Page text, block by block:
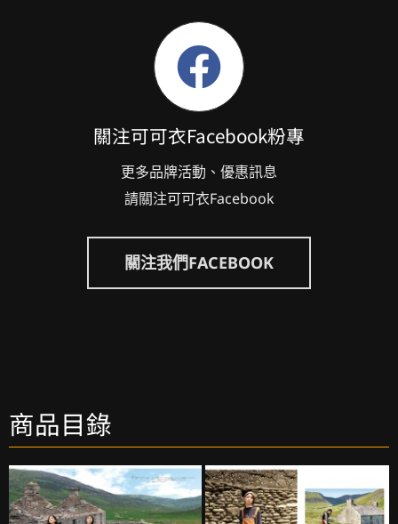
關注可可衣Facebook粉專
更多品牌活動、優惠訊息
請關注可可衣Facebook
關注我們FACEBOOK
商品目錄